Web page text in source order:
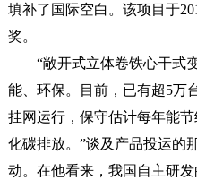
填补了国际空白。该项目于
奖。
“敞开式立体卷铁心干式
能、环保。目前，已有超5万
挂网运行，保守估计每年能
化碳排放。”谈及产品投运的
动。在他看来，我国自主研